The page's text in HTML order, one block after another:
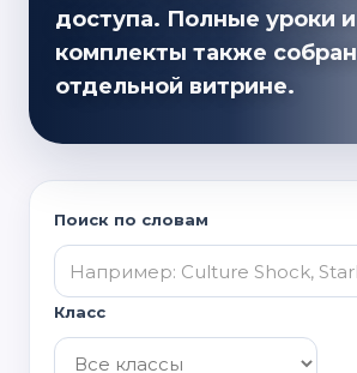
доступа. Полные уроки
комплекты также
отдельной витрине.
Поиск по словам
Класс